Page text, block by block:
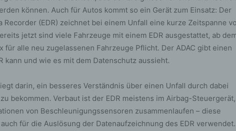
können. Auch für Autos kommt so ein Gerät zum Einsatz: Der
Recorder (EDR) zeichnet bei einem Unfall eine kurze Zeitspanne
jetzt sind viele Fahrzeuge mit einem EDR ausgestattet, ab
für alle neu zugelassenen Fahrzeuge Pflicht. Der ADAC gibt einen
kann und wie es mit dem Datenschutz aussieht.
darin, ein besseres Verständnis über einen Unfall durch dabei
bekommen. Verbaut ist der EDR meistens im Airbag-
von Beschleunigungssensoren zusammenlaufen – diese
für die Auslösung der Datenaufzeichnung des EDR verwendet.